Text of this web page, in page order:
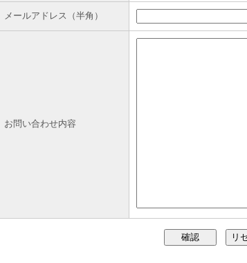
メールアドレス（半角）
お問い合わせ内容